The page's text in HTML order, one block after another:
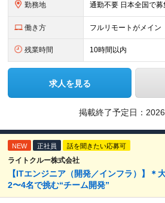
勤務地
働き方 フルリモートがメイン
残業時間 10時間以内
求人を見る
掲載終了予定日：
NEW 正社員 話を聞きたい応募可
ライトクルー株式会社
【ITエンジニア（開発／インフラ）】＊
2〜4名で挑む“チーム開発”